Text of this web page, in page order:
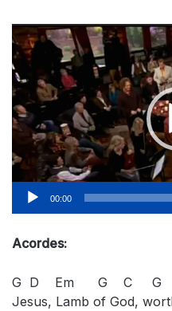
Reproductor
de
vídeo
00:00
Acordes:
G D Em G C G
Jesus, Lamb of God,